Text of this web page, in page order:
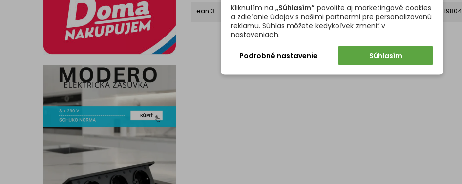
ean13 9002843419804
Kliknutím na „Súhlasím“ povolíte aj marketingové cookies
a zdieľanie údajov s našimi partnermi pre personalizovanú
reklamu. Súhlas môžete kedykoľvek zmeniť v
nastaveniach.
Podrobné nastavenie Súhlasím